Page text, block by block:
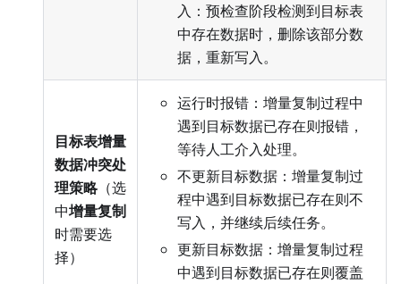
入：预检查阶段检测到目标表
中存在数据时，删除该部分数
据，重新写入。
目标表增量
数据冲突处
理策略（选
中增量复制
时需要选
择）
运行时报错：增量复制过程中
遇到目标数据已存在则报错，
等待人工介入处理。
不更新目标数据：增量复制过
程中遇到目标数据已存在则不
写入，并继续后续任务。
更新目标数据：增量复制过程
中遇到目标数据已存在则覆盖